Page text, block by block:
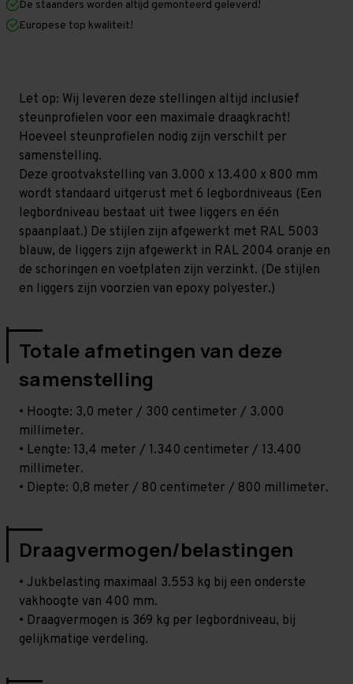
mm
x
800
niveaus
mm
800
niveaus
De staanders worden altijd gemonteerd geleverd!
Europese top kwaliteit!
Let op: Wij leveren deze stellingen altijd inclusief
steunprofielen voor een maximale draagkracht!
Hoeveel steunprofielen nodig zijn verschilt per
samenstelling.
Deze grootvakstelling van 3.000 x 13.400 x 800 mm
wordt standaard uitgerust met 6 legbordniveaus (Een
legbordniveau bestaat uit twee liggers en één
spaanplaat.) De stijlen zijn afgewerkt met RAL 5003
blauw, de liggers zijn afgewerkt in RAL 2004 oranje en
de schoringen en voetplaten zijn verzinkt. (De stijlen
en liggers zijn voorzien van epoxy polyester.)
Totale afmetingen van deze
samenstelling
• Hoogte: 3,0 meter / 300 centimeter / 3.000
millimeter.
• Lengte: 13,4 meter / 1.340 centimeter / 13.400
millimeter.
• Diepte: 0,8 meter / 80 centimeter / 800 millimeter.
Draagvermogen/belastingen
• Jukbelasting maximaal 3.553 kg bij een onderste
vakhoogte van 400 mm.
• Draagvermogen is 369 kg per legbordniveau, bij
gelijkmatige verdeling.